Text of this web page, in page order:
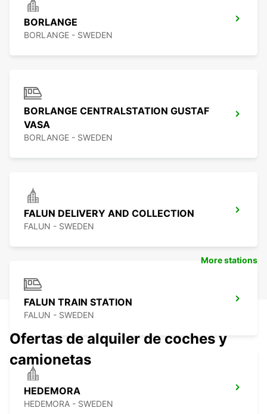
BORLANGE
BORLANGE - SWEDEN
BORLANGE CENTRALSTATION GUSTAF
VASA
BORLANGE - SWEDEN
FALUN DELIVERY AND COLLECTION
FALUN - SWEDEN
FALUN TRAIN STATION
FALUN - SWEDEN
HEDEMORA
HEDEMORA - SWEDEN
More stations
Ofertas de alquiler de coches y
camionetas